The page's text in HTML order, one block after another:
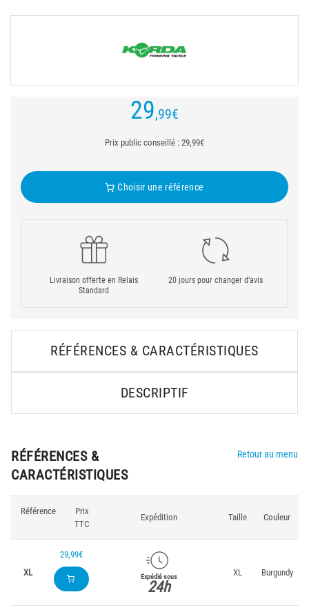
29,99€
Prix public conseillé : 29,99€
Choisir une référence
Livraison offerte en Relais
Standard
20 jours pour changer d'avis
RÉFÉRENCES & CARACTÉRISTIQUES
DESCRIPTIF
RÉFÉRENCES &
CARACTÉRISTIQUES
Retour au menu
Référence
Prix
TTC
Expédition Taille Couleur
XL
29,99€
Expédié sous
24h
XL Burgundy